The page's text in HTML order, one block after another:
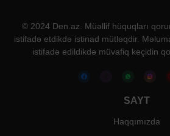
© 2024 Den.az. Müəllif hüquqları
istifadə etdikdə istinad mütləqdir.
istifadə edildikdə müvafiq keçidin
SAYT
Haqqımızda